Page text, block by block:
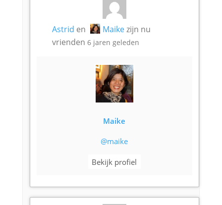
Astrid en Maikezijn nu
vrienden6 jaren geleden
Maike
@maike
Bekijk profiel